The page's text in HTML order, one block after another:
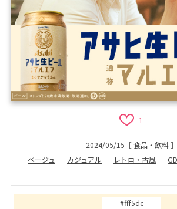
1
2024/05/15 ［食品・飲料］
ベージュ
カジュアル レトロ・古風
#fff5dc